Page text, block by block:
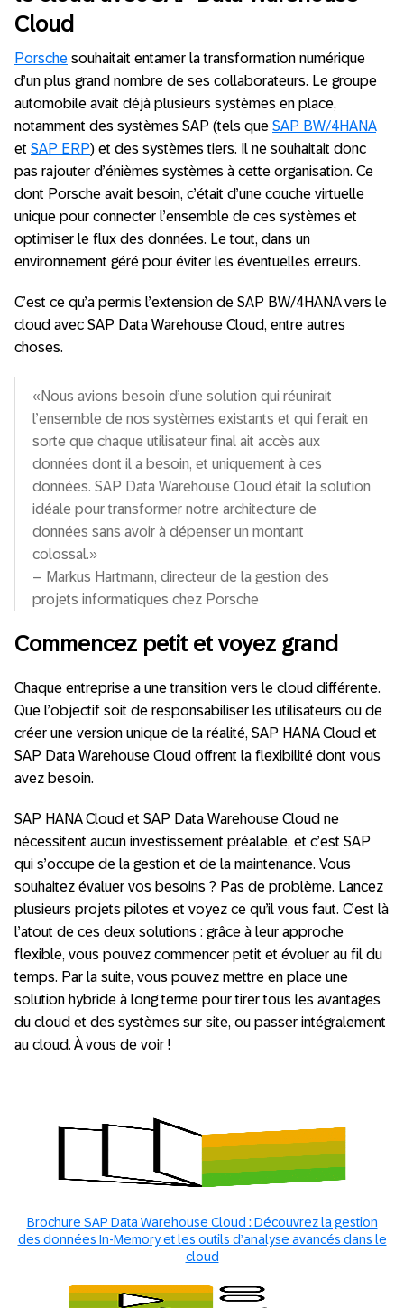
Cloud
Porsche souhaitait entamer la transformation numérique
d’un plus grand nombre de ses collaborateurs. Le groupe
automobile avait déjà plusieurs systèmes en place,
notamment des systèmes SAP (tels que SAP BW/4HANA
et SAP ERP) et des systèmes tiers. Il ne souhaitait donc
pas rajouter d’énièmes systèmes à cette organisation. Ce
dont Porsche avait besoin, c’était d’une couche virtuelle
unique pour connecter l’ensemble de ces systèmes et
optimiser le flux des données. Le tout, dans un
environnement géré pour éviter les éventuelles erreurs.
C’est ce qu’a permis l’extension de SAP BW/4HANA vers le
cloud avec SAP Data Warehouse Cloud, entre autres
choses.
«Nous avions besoin d’une solution qui réunirait
l’ensemble de nos systèmes existants et qui ferait en
sorte que chaque utilisateur final ait accès aux
données dont il a besoin, et uniquement à ces
données. SAP Data Warehouse Cloud était la solution
idéale pour transformer notre architecture de
données sans avoir à dépenser un montant
colossal.»
– Markus Hartmann, directeur de la gestion des
projets informatiques chez Porsche
Commencez petit et voyez grand
Chaque entreprise a une transition vers le cloud différente.
Que l’objectif soit de responsabiliser les utilisateurs ou de
créer une version unique de la réalité, SAP HANA Cloud et
SAP Data Warehouse Cloud offrent la flexibilité dont vous
avez besoin.
SAP HANA Cloud et SAP Data Warehouse Cloud ne
nécessitent aucun investissement préalable, et c’est SAP
qui s’occupe de la gestion et de la maintenance. Vous
souhaitez évaluer vos besoins ? Pas de problème. Lancez
plusieurs projets pilotes et voyez ce qu’il vous faut. C’est là
l’atout de ces deux solutions : grâce à leur approche
flexible, vous pouvez commencer petit et évoluer au fil du
temps. Par la suite, vous pouvez mettre en place une
solution hybride à long terme pour tirer tous les avantages
du cloud et des systèmes sur site, ou passer intégralement
au cloud. À vous de voir !
Brochure SAP Data Warehouse Cloud : Découvrez la gestion
des données In-Memory et les outils d’analyse avancés dans le
cloud